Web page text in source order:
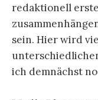
redaktionell
sein. Hier wird
ich demnächst